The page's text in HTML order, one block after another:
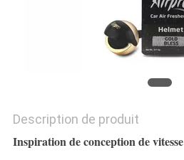
Description de produit
Inspiration de conception de vitesse